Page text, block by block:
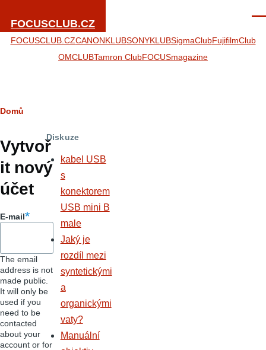
FOCUSCLUB.CZ
FOCUSCLUB.CZCANONKLUBSONYKLUBSigmaClubFujifilmClub
OMCLUBTamron ClubFOCUSmagazine
Hlavní
záložky
Drobečková
navigace
Domů
Vytvoř
it nový
účet
E-mail
The email
address is not
made public.
It will only be
used if you
need to be
contacted
about your
account or for
Diskuze
kabel USB
s
konektorem
USB mini B
male
Jaký je
rozdíl mezi
syntetickými
a
organickými
vaty?
Manuální